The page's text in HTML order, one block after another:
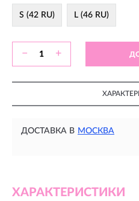
S (42 RU) L (46 RU)
− +
ДОСТАВКА В МОСКВА
ХАРАКТЕРИСТИКИ